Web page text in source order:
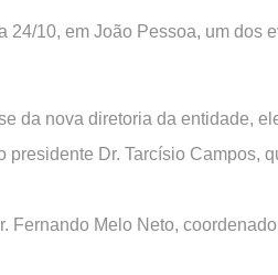
10, em João Pessoa, um
da nova diretoria da entidade,
Dr. Tarcísio Campos,
Melo Neto,